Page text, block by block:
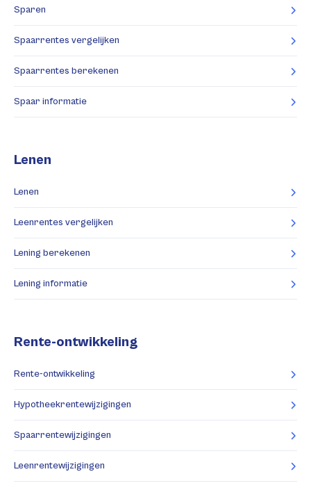
Sparen
Spaarrentes vergelijken
Spaarrentes berekenen
Spaar informatie
Lenen
Lenen
Leenrentes vergelijken
Lening berekenen
Lening informatie
Rente-ontwikkeling
Rente-ontwikkeling
Hypotheekrentewijzigingen
Spaarrentewijzigingen
Leenrentewijzigingen